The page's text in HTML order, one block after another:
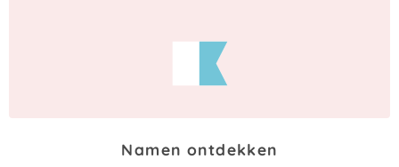
Namen ontdekken